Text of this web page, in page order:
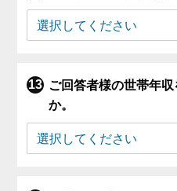
ご回答者様の世帯年
か。